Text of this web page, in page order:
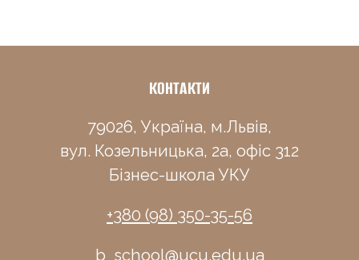
КОНТАКТИ
79026, Україна, м.Львів,
вул. Козельницька, 2а, офіс 312
Бізнес-школа УКУ
+380 (98) 350-35-56
b_school@ucu.edu.ua